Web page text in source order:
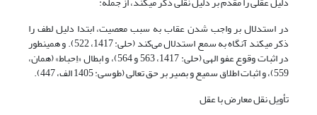
در استدلال بر واجب شدن عقاب به سبب معصیت، ابتدا دلیل لطف را
ذکر می‎کند آنگاه به سمع استدلال می‌کند (حلی: 1417، 522). و همینطور
در اثبات وقوع عفو الهی (حلی: 1417، 563 و 564)، و ابطال «اِحباط» (همان،
559)، و اثبات اطلاق سمیع و بصیر بر حق تعالی (طوسی: 1405 الف، 447).
تأویل نقل معارض با عقل